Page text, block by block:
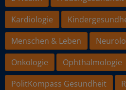
Kardiologie
Menschen & Leben
Onkologie
Ophthalmologie
PolitKompass Gesundheit